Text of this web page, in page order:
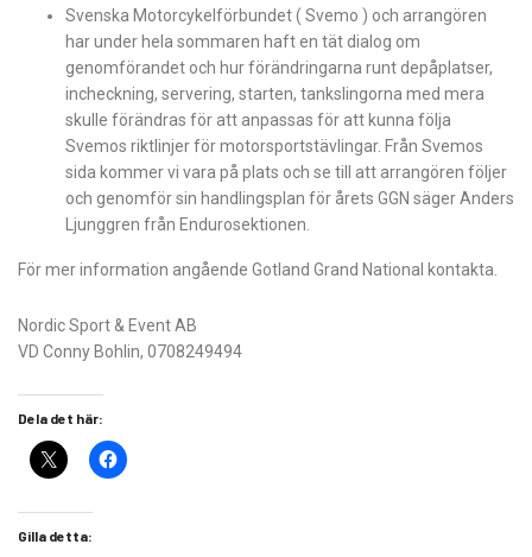
Svenska Motorcykelförbundet ( Svemo ) och arrangören
har under hela sommaren haft en tät dialog om
genomförandet och hur förändringarna runt depåplatser,
incheckning, servering, starten, tankslingorna med mera
skulle förändras för att anpassas för att kunna följa
Svemos riktlinjer för motorsportstävlingar. Från Svemos
sida kommer vi vara på plats och se till att arrangören följer
och genomför sin handlingsplan för årets GGN säger Anders
Ljunggren från Endurosektionen.
För mer information angående Gotland Grand National kontakta.
Nordic Sport & Event AB
VD Conny Bohlin, 0708249494
Dela det här:
Gilla detta: